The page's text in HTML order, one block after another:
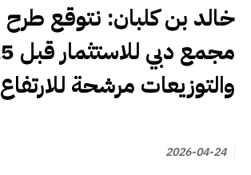
والتوزيعات مرشحة للارتفاع
2026-04-24